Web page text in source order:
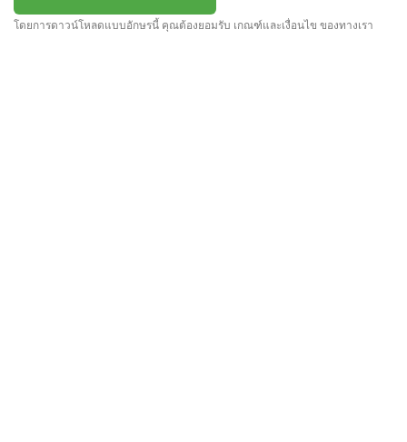
โดยการดาวน์โหลดแบบอักษรนี้ คุณต้องยอมรับ เกณฑ์และเงื่อนไข ของทางเรา